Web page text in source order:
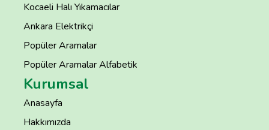
Kocaeli Halı Yıkamacılar
Ankara Elektrikçi
Popüler Aramalar
Popüler Aramalar Alfabetik
Kurumsal
Anasayfa
Hakkımızda